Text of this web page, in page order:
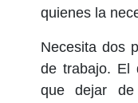
quienes la
Necesita dos
de trabajo. El
que dejar de